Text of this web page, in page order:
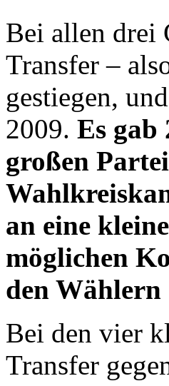
Bei allen drei
Transfer –
gestiegen,
2009. Es gab
großen
an eine
möglichen
den Wählern
Bei den vier
Transfer